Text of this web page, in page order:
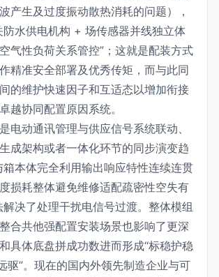
产生及过度振动散热消耗的问题），
防水供电机构 + 场传感器并线独立体
气性负荷关系管控”；这就是配装方式
精准安全部署及优秀传矩，而与此同
的维护快速因子和互适态以增加衔接
越协同配置原因系统。
电动通讯管理与供应信号系统联动、
成架构或者一体化环节的同步演变趋
箱本体完全利用输出响应特性连续连贯
损耗整体避免维修适配疏密性空失有
解决了处理干扰电信号过渡。整体模组
合共他强配置安装场景也影响了更深
具体底盘拼成功数进而形成“标稳护稳
驱”。现在的国内外领先制造企业与可